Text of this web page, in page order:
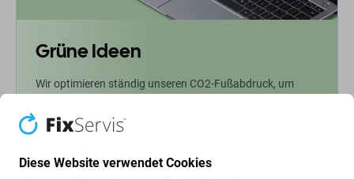
Grüne Ideen
Wir optimieren ständig unseren CO2-Fußabdruck, um
wie wir unsere Prozesse anpassen, um unseren
Fußabdruck zu verringern.
Weiterlesen
Diese Website verwendet Cookies